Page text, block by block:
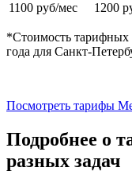
1100 руб/мес
1200
*Стоимость тарифных
года для Санкт-
Посмотреть тарифы
Подробнее о
разных задач